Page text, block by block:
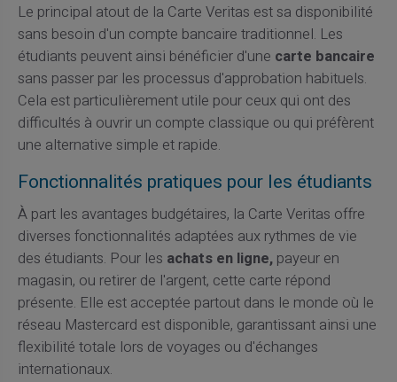
Le principal atout de la Carte Veritas est sa disponibilité
sans besoin d'un compte bancaire traditionnel. Les
étudiants peuvent ainsi bénéficier d'une carte bancaire
sans passer par les processus d'approbation habituels.
Cela est particulièrement utile pour ceux qui ont des
difficultés à ouvrir un compte classique ou qui préfèrent
une alternative simple et rapide.
Fonctionnalités pratiques pour les étudiants
À part les avantages budgétaires, la Carte Veritas offre
diverses fonctionnalités adaptées aux rythmes de vie
des étudiants. Pour les achats en ligne,payeur en
magasin, ou retirer de l'argent, cette carte répond
présente. Elle est acceptée partout dans le monde où le
réseau Mastercard est disponible, garantissant ainsi une
flexibilité totale lors de voyages ou d'échanges
internationaux.